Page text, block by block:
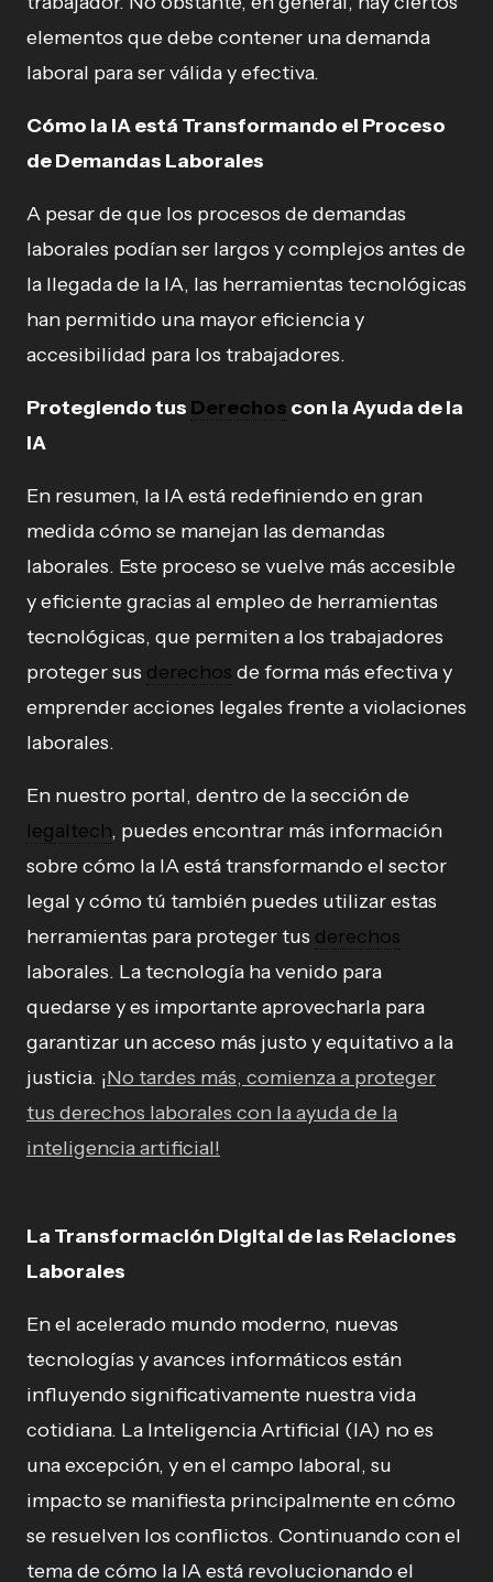
elementos que debe contener una demanda
laboral para ser válida y efectiva.
Cómo la IA está Transformando el Proceso
de Demandas Laborales
A pesar de que los procesos de demandas
laborales podían ser largos y complejos antes de
la llegada de la IA, las herramientas tecnológicas
han permitido una mayor eficiencia y
accesibilidad para los trabajadores.
Protegiendo tus Derechos con la Ayuda de la
IA
En resumen, la IA está redefiniendo en gran
medida cómo se manejan las demandas
laborales. Este proceso se vuelve más accesible
y eficiente gracias al empleo de herramientas
tecnológicas, que permiten a los trabajadores
proteger sus derechos de forma más efectiva y
emprender acciones legales frente a violaciones
laborales.
En nuestro portal, dentro de la sección de
legaltech, puedes encontrar más información
sobre cómo la IA está transformando el sector
legal y cómo tú también puedes utilizar estas
herramientas para proteger tus derechos
laborales. La tecnología ha venido para
quedarse y es importante aprovecharla para
garantizar un acceso más justo y equitativo a la
justicia. ¡No tardes más, comienza a proteger
tus derechos laborales con la ayuda de la
inteligencia artificial!
La Transformación Digital de las Relaciones
Laborales
En el acelerado mundo moderno, nuevas
tecnologías y avances informáticos están
influyendo significativamente nuestra vida
cotidiana. La Inteligencia Artificial (IA) no es
una excepción, y en el campo laboral, su
impacto se manifiesta principalmente en cómo
se resuelven los conflictos. Continuando con el
tema de cómo la IA está revolucionando el